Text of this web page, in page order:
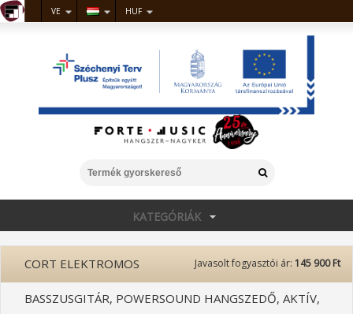
VE HUF
KATEGÓRIÁK
Javasolt fogyasztói ár: 145 900 Ft
CORT ELEKTROMOS
BASSZUSGITÁR, POWERSOUND HANGSZEDŐ, AKTÍV,